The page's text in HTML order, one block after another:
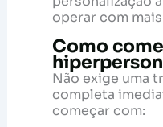
operar com
Como
Não exige uma
completa
começar com: